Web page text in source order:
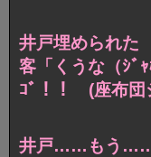
井戸埋められた
客「くうな（ｼﾞ
ｺﾞ！！ (座布団
井戸……もう